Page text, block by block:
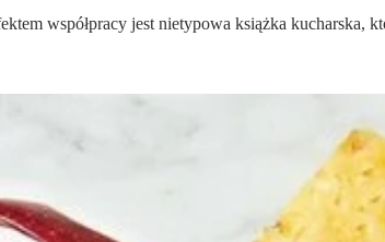
współpracy jest nietypowa książka kucharska,